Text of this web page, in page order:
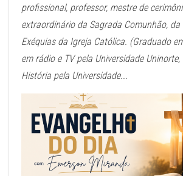
profissional, professor, mestre de
extraordinário da Sagrada Comunhão, da
Exéquias da Igreja Católica. (Graduado
em rádio e TV pela Universidade
História pela Universidade...